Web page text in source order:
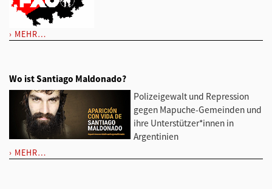
MEHR…
Wo ist Santiago Maldonado?
Polizeigewalt und Repression
gegen Mapuche-Gemeinden und
ihre Unterstützer*innen in
Argentinien
MEHR…